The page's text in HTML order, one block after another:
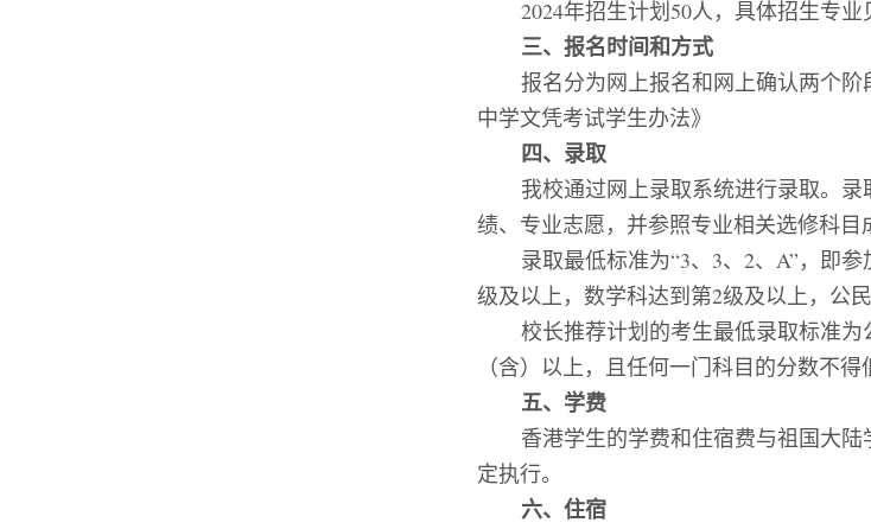
2024年招生计划50人，具体招生专业
三、 报名时间和方式
报名分为网上报名和网上确认两个
中学文凭考试学生办法》
四、录取
我校通过网上录取系统进行录取。
绩、专业志愿，并参照专业相关选修科目
录取最低标准为“3、 3、 2、 A”，即
级及以上，数学科达到第2级及以上，公民
校长推荐计划的考生最低录取标准
（含）以上，且任何一门科目的分数不得
五、 学费
香港学生的学费和住宿费与祖国大
定执行。
六、 住宿